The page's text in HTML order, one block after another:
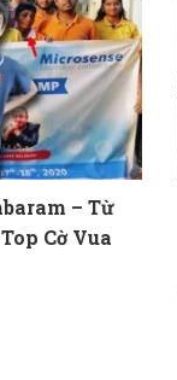
– Từ
Cờ Vua